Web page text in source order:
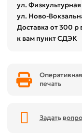
ул. Физкультурная
ул. Ново-
Доставка от 300
к вам пункт СДЭК
Оперативная
печать
Задать